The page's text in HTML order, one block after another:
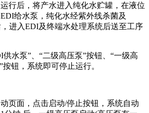
行后，将产水进入纯化水贮罐，在液位
给水泵，纯化水经紫外线杀菌及
进入EDI及终端水处理系统后送至工序
水泵”、“二级高压泵”按钮、“一级高
钮，系统即可停止运行。
页面，点击启动/停止按钮，系统自动